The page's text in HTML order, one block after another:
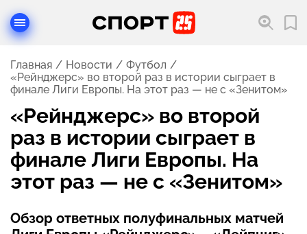
Главная Новости
Футбол
«Рейнджерс» во второй раз в истории сыграет в
финале Лиги Европы. На этот раз — не с «Зенитом»
«Рейнджерс» во второй
раз в истории сыграет в
финале Лиги Европы. На
этот раз — не с «Зенитом»
Обзор ответных полуфинальных матчей